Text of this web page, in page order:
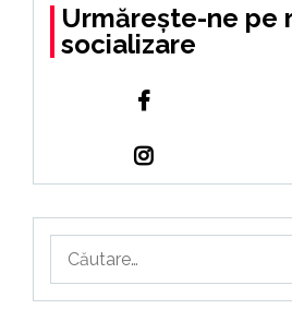
Urmărește-ne pe
socializare
după: